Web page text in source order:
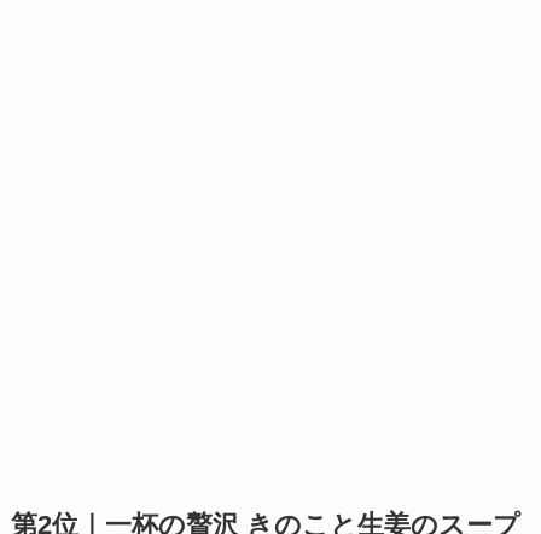
第2位｜一杯の贅沢 きのこと生姜のスープ